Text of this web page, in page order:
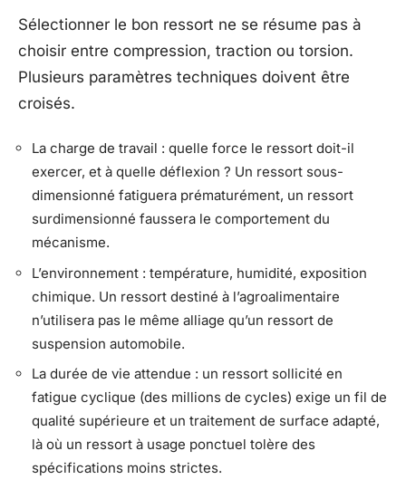
Sélectionner le bon ressort ne se résume pas à
choisir entre compression, traction ou torsion.
Plusieurs paramètres techniques doivent être
croisés.
La charge de travail : quelle force le ressort doit-il
exercer, et à quelle déflexion ? Un ressort sous-
dimensionné fatiguera prématurément, un ressort
surdimensionné faussera le comportement du
mécanisme.
L’environnement : température, humidité, exposition
chimique. Un ressort destiné à l’agroalimentaire
n’utilisera pas le même alliage qu’un ressort de
suspension automobile.
La durée de vie attendue : un ressort sollicité en
fatigue cyclique (des millions de cycles) exige un fil de
qualité supérieure et un traitement de surface adapté,
là où un ressort à usage ponctuel tolère des
spécifications moins strictes.